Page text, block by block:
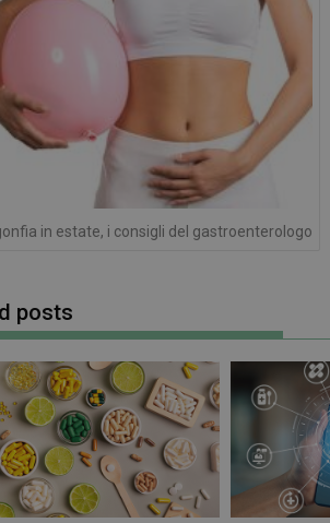
in estate, i consigli del gastroenterologo
posts
I cookie necessari
e l'accesso alle
NOME
_ga_RV9MB13F2Q
_ga